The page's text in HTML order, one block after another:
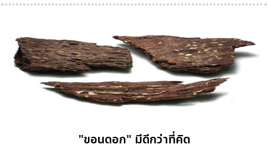
"ขอนดอก" มีดีกว่าที่คิด